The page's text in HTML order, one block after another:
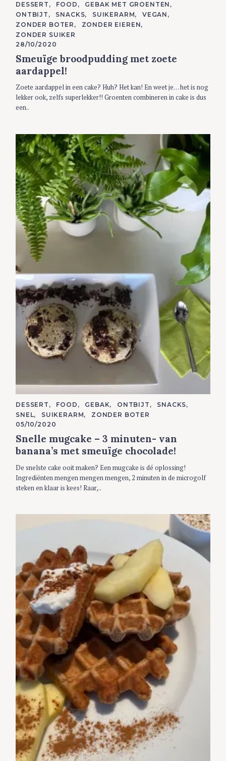
C
A
T
E
G
O
R
E
S
DESSERT FOOD
GEBAK MET GROENTEN
ONTBIJT
SNACKS SUIKERARM
VEGAN
ZONDER BOTER
ZONDER EIEREN
ZONDER SUIKER
28/10/2020
Smeuïge broodpudding met zoete
aardappel!
Zoete aardappel in een cake? Huh? Het kan! En weet je… het is nog
lekker ook, zelfs superlekker!! Groenten combineren in cake is dus
een..
C
A
T
E
O
R
I
S
DESSERT FOOD GEBAK ONTBIJT
SNACKS
SNEL
SUIKERARM
ZONDER BOTER
05/10/2020
Snelle mugcake – 3 minuten- van
banana’s met smeuïge chocolade!
De snelste cake ooit maken? Een mugcake is dé oplossing!
Ingrediënten mengen mengen mengen, 2 minuten in de microgolf
steken en klaar is kees! Raar,..